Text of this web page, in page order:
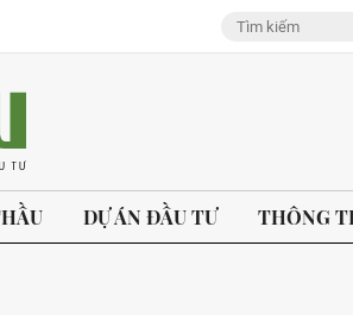
DỰ ÁN ĐẦU TƯ THÔNG